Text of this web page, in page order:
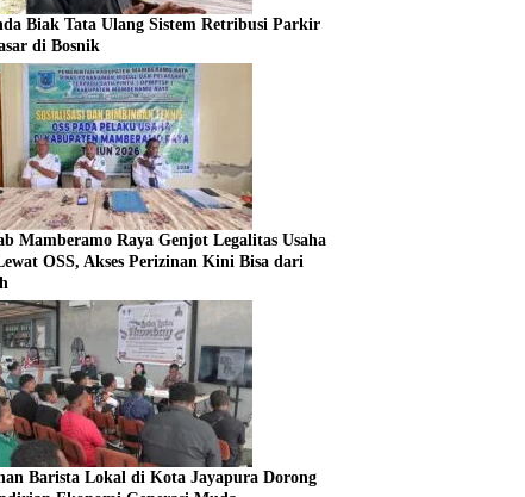
Biak Tata Ulang Sistem Retribusi Parkir
di Bosnik
Mamberamo Raya Genjot Legalitas Usaha
OSS, Akses Perizinan Kini Bisa dari
Barista Lokal di Kota Jayapura Dorong